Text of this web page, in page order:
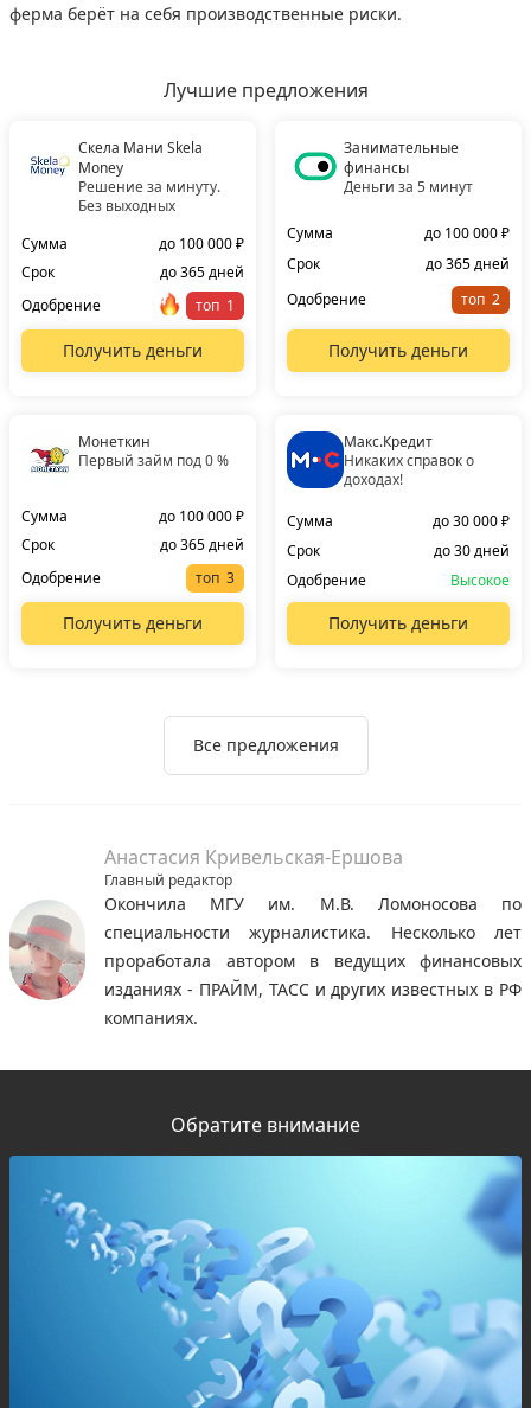
ферма берёт на себя производственные риски.
Лучшие предложения
Скела Мани Skela
Money
Решение за минуту.
Без выходных
Сумма
до 100 000 ₽
Срок
до 365 дней
Одобрение
топ
Получить деньги
Занимательные
финансы
Деньги за 5 минут
Сумма
до 100 000 ₽
Срок
до 365 дней
Одобрение
топ
Получить деньги
Монеткин
Первый займ под 0 %
Сумма
до 100 000 ₽
Срок
до 365 дней
Одобрение
топ
Получить деньги
Макс.Кредит
Никаких справок о
доходах!
Сумма
до 30 000 ₽
Срок
до 30 дней
Одобрение
Высокое
Получить деньги
Все предложения
Анастасия Кривельская-Ершова
Главный редактор
Окончила МГУ им. М.В. Ломоносова по
специальности журналистика. Несколько лет
проработала автором в ведущих финансовых
изданиях - ПРАЙМ, ТАСС и других известных в РФ
компаниях.
Обратите внимание